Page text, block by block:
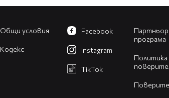
Общи условия
Кодекс
програма
Политика
Facebook
Instagram
TikTok